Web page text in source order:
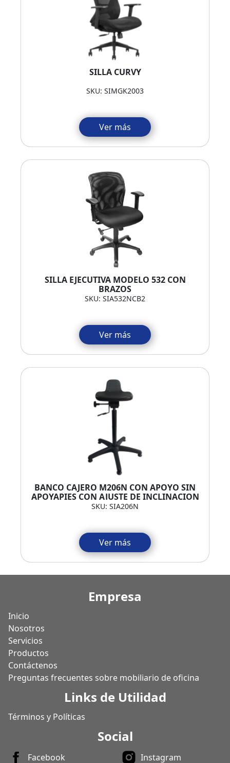
SILLA CURVY
SKU: SIMGK2003
Ver más
SILLA EJECUTIVA MODELO 532 CON
BRAZOS
SKU: SIA532NCB2
Ver más
BANCO CAJERO M206N CON APOYO SIN
APOYAPIES CON AJUSTE DE INCLINACION
SKU: SIA206N
Ver más
Empresa
Inicio
Nosotros
Servicios
Productos
Contáctenos
Preguntas frecuentes sobre mobiliario de oficina
Links de Utilidad
Términos y Políticas
Social
Facebook Instagram